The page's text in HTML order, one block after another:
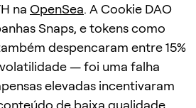
na OpenSea. A Cookie DAO
Snaps, e tokens como
despencaram entre 15%
volatilidade — foi uma falha
elevadas incentivaram
de baixa qualidade